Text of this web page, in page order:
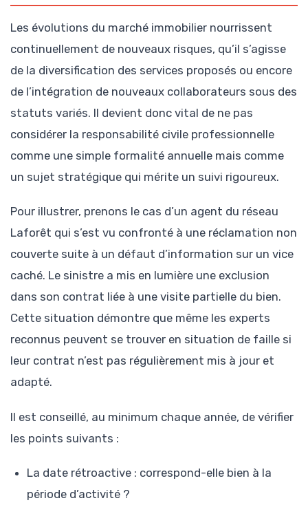
Les évolutions du marché immobilier nourrissent
continuellement de nouveaux risques, qu’il s’agisse
de la diversification des services proposés ou encore
de l’intégration de nouveaux collaborateurs sous des
statuts variés. Il devient donc vital de ne pas
considérer la responsabilité civile professionnelle
comme une simple formalité annuelle mais comme
un sujet stratégique qui mérite un suivi rigoureux.
Pour illustrer, prenons le cas d’un agent du réseau
Laforêt qui s’est vu confronté à une réclamation non
couverte suite à un défaut d’information sur un vice
caché. Le sinistre a mis en lumière une exclusion
dans son contrat liée à une visite partielle du bien.
Cette situation démontre que même les experts
reconnus peuvent se trouver en situation de faille si
leur contrat n’est pas régulièrement mis à jour et
adapté.
Il est conseillé, au minimum chaque année, de vérifier
les points suivants :
La date rétroactive : correspond-elle bien à la
période d’activité ?